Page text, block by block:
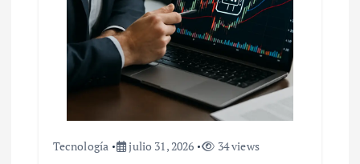
Tecnología julio 31, 2026 34 views